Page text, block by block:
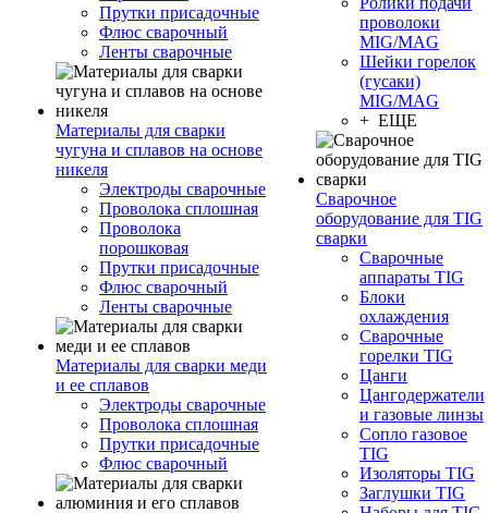
Прутки присадочные
Флюс сварочный
Ленты сварочные
Материалы для сварки
чугуна и сплавов на основе
никеля
Электроды сварочные
Проволока сплошная
Проволока
порошковая
Прутки присадочные
Флюс сварочный
Ленты сварочные
Материалы для сварки меди
и ее сплавов
Электроды сварочные
Проволока сплошная
Прутки присадочные
Флюс сварочный
проволоки
MIG/MAG
Шейки горелок
(гусаки)
MIG/MAG
+ ЕЩЕ
Сварочное
оборудование для TIG
сварки
Сварочные
аппараты TIG
Блоки
охлаждения
Сварочные
горелки TIG
Цанги
Цангодержатели
и газовые линзы
Сопло газовое
TIG
Изоляторы TIG
Заглушки TIG